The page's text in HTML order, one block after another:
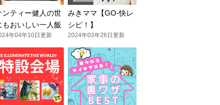
ンティー健人の世
もおいしい一人飯
年04年10日更新
みきママ【GO-快レ
シピ！】
2024年03年26日更新